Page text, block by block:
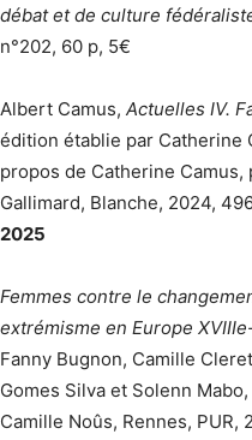
débat et de culture
n°202, 60 p, 5€
Albert Camus, Actuelles IV.
édition établie par Catherine
propos de Catherine
Gallimard, Blanche, 2024,
2025
Femmes contre le
extrémisme en Europe
Fanny Bugnon, Camille
Gomes Silva et Solenn
Camille Noûs, Rennes, PUR,